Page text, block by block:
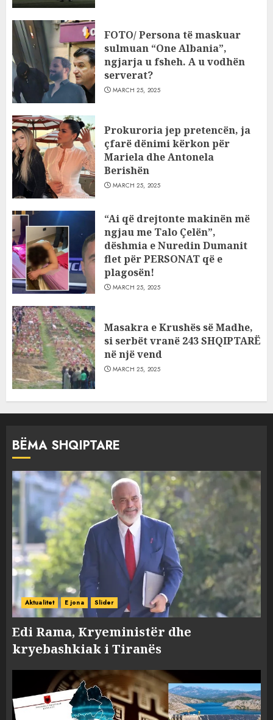
FOTO/ Persona të maskuar
sulmuan “One Albania”,
ngjarja u fsheh. A u vodhën
serverat?
MARCH 25, 2025
Prokuroria jep pretencën, ja
çfarë dënimi kërkon për
Mariela dhe Antonela
Berishën
MARCH 25, 2025
“Ai që drejtonte makinën më
ngjau me Talo Çelën”,
dëshmia e Nuredin Dumanit
flet për PERSONAT që e
plagosën!
MARCH 25, 2025
Masakra e Krushës së Madhe,
si serbët vranë 243 SHQIPTARË
në një vend
MARCH 25, 2025
BËMA SHQIPTARE
Aktualitet E jona Slider
Edi Rama, Kryeministër dhe
kryebashkiak i Tiranës